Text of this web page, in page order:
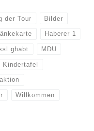
der Tour Bilder
Haberer 1
ghabt MDU
Kindertafel
Willkommen